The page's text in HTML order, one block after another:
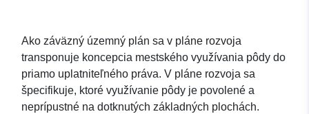
Ako záväzný územný plán sa v pláne rozvoja
transponuje koncepcia mestského využívania pôdy do
priamo uplatniteľného práva. V pláne rozvoja sa
špecifikuje, ktoré využívanie pôdy je povolené a
neprípustné na dotknutých základných plochách.